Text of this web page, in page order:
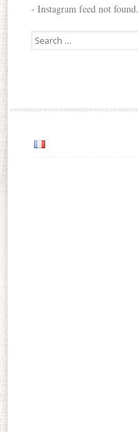
- Instagram feed not found.
Search for: